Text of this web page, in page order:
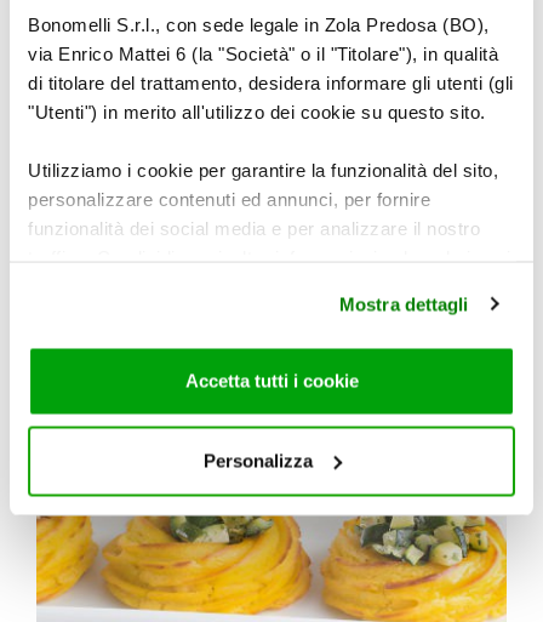
Bonomelli S.r.l., con sede legale in Zola Predosa (BO),
via Enrico Mattei 6 (la "Società" o il "Titolare"), in qualità
di titolare del trattamento, desidera informare gli utenti (gli
"Utenti") in merito all'utilizzo dei cookie su questo sito.
Utilizziamo i cookie per garantire la funzionalità del sito,
personalizzare contenuti ed annunci, per fornire
funzionalità dei social media e per analizzare il nostro
di analisi dei dati web, pubblicità e social media, i quali
potrebbero combinarle con altre informazioni che ha
fornito loro o che hanno raccolto dal suo utilizzo dei loro
cookie consultare la cookie policy. Se clicchi sulla “X” per
chiudere il banner, non verranno installati cookie sul tuo
dispositivo ad eccezione di quelli necessari ai fini del
corretto funzionamento del sito.
Mostra dettagli
Accetta tutti i cookie
Personalizza